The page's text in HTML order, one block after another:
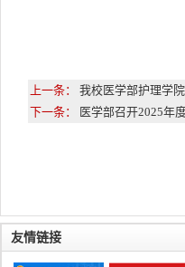
上一条： 我校医学部护理学
下一条：
医学部召开2025年
友情链接